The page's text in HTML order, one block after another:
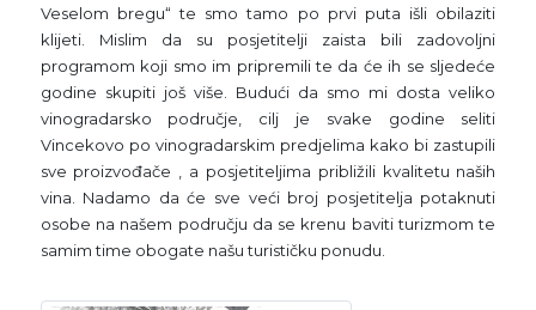
Veselom bregu“ te smo tamo po prvi puta išli obilaziti
klijeti. Mislim da su posjetitelji zaista bili zadovoljni
programom koji smo im pripremili te da će ih se sljedeće
godine skupiti još više. Budući da smo mi dosta veliko
vinogradarsko područje, cilj je svake godine seliti
Vincekovo po vinogradarskim predjelima kako bi zastupili
sve proizvođače , a posjetiteljima približili kvalitetu naših
vina. Nadamo da će sve veći broj posjetitelja potaknuti
osobe na našem području da se krenu baviti turizmom te
samim time obogate našu turističku ponudu.